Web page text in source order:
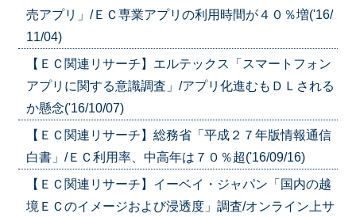
売アプリ」/ＥＣ専業アプリの利用時間が４０％増('16/
11/04)
【ＥＣ関連リサーチ】エルテックス「スマートフォン
アプリに関する意識調査」/アプリ化進むもＤＬされる
か懸念('16/10/07)
【ＥＣ関連リサーチ】総務省「平成２７年版情報通信
白書」/ＥＣ利用率、中高年は７０％超('16/09/16)
【ＥＣ関連リサーチ】イーベイ・ジャパン「国内の越
境ＥＣのイメージおよび浸透度」調査/オンライン上サ